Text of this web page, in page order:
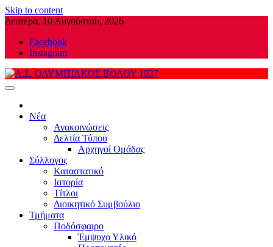
Skip to content
Δευτέρα, 10 Αυγούστου, 2026
Facebook
Instagram
Νέα
Ανακοινώσεις
Δελτία Τύπου
Αρχηγοί Ομάδας
Σύλλογος
Καταστατικό
Ιστορία
Τίτλοι
Διοικητικό Συμβούλιο
Τμήματα
Ποδόσφαιρο
Έμψυχο Υλικό